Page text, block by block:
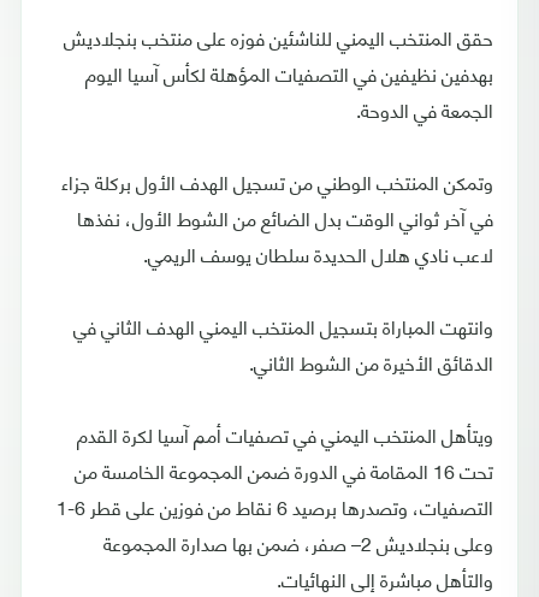
حقق المنتخب اليمني للناشئين فوزه على منتخب بنجلاديش
بهدفين نظيفين في التصفيات المؤهلة لكأس آسيا اليوم
الجمعة في الدوحة.
وتمكن المنتخب الوطني من تسجيل الهدف الأول بركلة جزاء
في آخر ثواني الوقت بدل الضائع من الشوط الأول، نفذها
لاعب نادي هلال الحديدة سلطان يوسف الريمي.
وانتهت المباراة بتسجيل المنتخب اليمني الهدف الثاني في
الدقائق الأخيرة من الشوط الثاني.
ويتأهل المنتخب اليمني في تصفيات أمم آسيا لكرة القدم
تحت 16 المقامة في الدورة ضمن المجموعة الخامسة من
التصفيات، وتصدرها برصيد 6 نقاط من فوزين على قطر 6-1
وعلى بنجلاديش 2– صفر، ضمن بها صدارة المجموعة
والتأهل مباشرة إلى النهائيات.